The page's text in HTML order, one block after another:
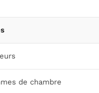
de chambre